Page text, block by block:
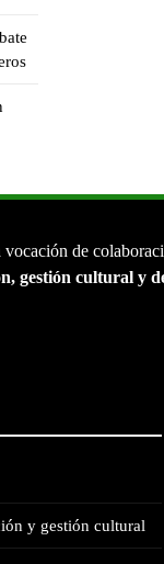
vocación de
gestión cultural y
y gestión cultural